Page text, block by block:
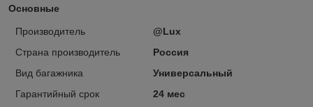
Основные
Производитель
@Lux
Страна производитель
Россия
Вид багажника
Универсальный
Гарантийный срок
24 мес